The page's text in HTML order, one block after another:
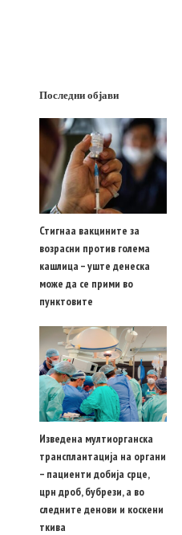
Последни објави
Стигнаа вакцините за
возрасни против голема
кашлица – уште денеска
може да се прими во
пунктовите
Изведена мултиорганска
трансплантација на органи
– пациенти добија срце,
црн дроб, бубрези, а во
следните денови и коскени
ткива